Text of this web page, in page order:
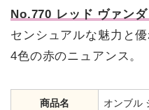
No.770 レッド ヴァンダ
センシュアルな魅力と
4色の赤のニュアンス。
商品名 オンブル